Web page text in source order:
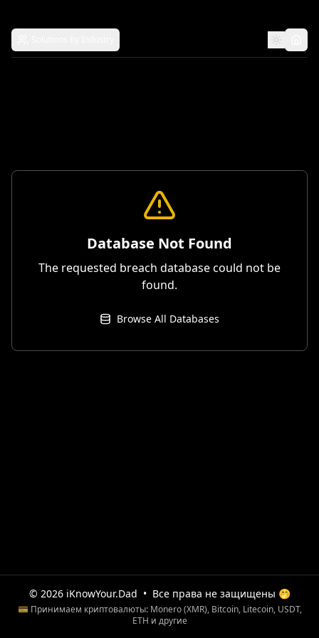
Database Not Found
The requested breach database could not be
found.
Browse All Databases
© 2026 iKnowYour.Dad • Все права не защищены 🤭
💳 Принимаем криптовалюты: Monero (XMR), Bitcoin, Litecoin, USDT,
ETH и другие